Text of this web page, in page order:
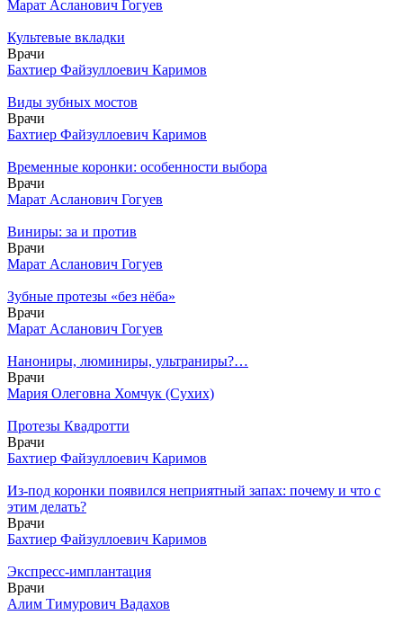
Марат Асланович Гогуев
Культевые вкладки
Врачи
Бахтиер Файзуллоевич Каримов
Виды зубных мостов
Врачи
Бахтиер Файзуллоевич Каримов
Временные коронки: особенности выбора
Врачи
Марат Асланович Гогуев
Виниры: за и против
Врачи
Марат Асланович Гогуев
Зубные протезы «без нёба»
Врачи
Марат Асланович Гогуев
Нанониры, люминиры, ультраниры?…
Врачи
Мария Олеговна Хомчук (Сухих)
Протезы Квадротти
Врачи
Бахтиер Файзуллоевич Каримов
Из-под коронки появился неприятный запах: почему и что с
этим делать?
Врачи
Бахтиер Файзуллоевич Каримов
Экспресс-имплантация
Врачи
Алим Тимурович Вадахов